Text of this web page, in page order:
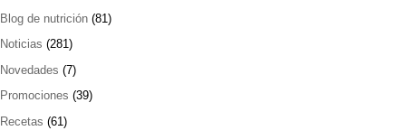
Blog de nutrición (81)
Noticias (281)
Novedades (7)
Promociones (39)
Recetas (61)